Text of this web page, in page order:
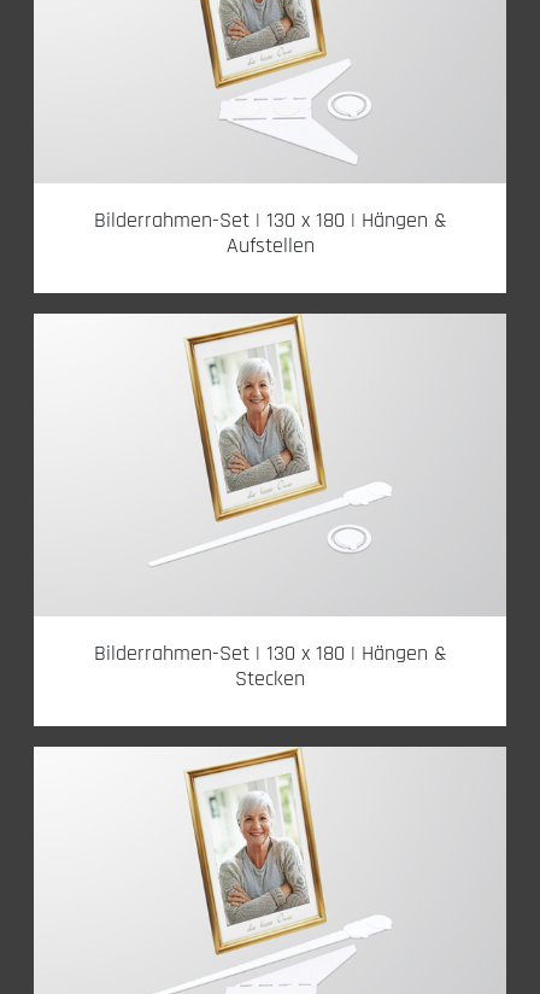
Bilderrahmen-Set | 130 x 180 | Hängen &
Aufstellen
Bilderrahmen-Set | 130 x 180 | Hängen &
Stecken